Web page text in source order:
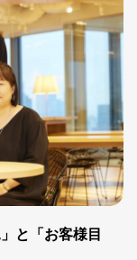
と「お客様目